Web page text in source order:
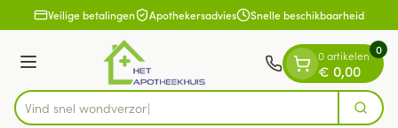
Ga naar de inhoud
1 van 1Veilige betalingen Apothekersadvies Snelle beschikbaarheid
Menu
Product, merk, categorie...
Vind snel w Zoek
0 artikelen
€ 0,00
0